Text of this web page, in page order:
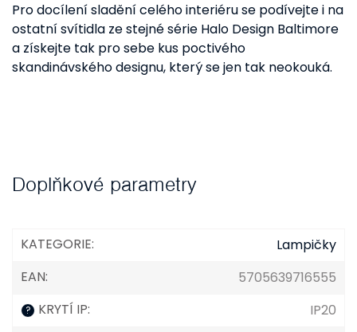
Pro docílení sladění celého interiéru se podívejte i na
ostatní svítidla ze stejné série Halo Design Baltimore
a získejte tak pro sebe kus poctivého
skandinávského designu, který se jen tak neokouká.
Doplňkové parametry
KATEGORIE:
Lampičky
EAN: 5705639716555
? KRYTÍ IP: IP20